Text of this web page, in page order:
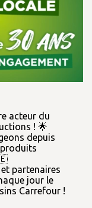
acteur du
! 🌟
depuis
produits
partenaires
jour le
Carrefour !